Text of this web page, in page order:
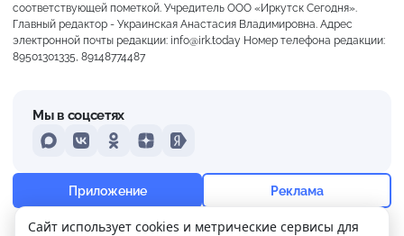
+21° Ощущается как +21
соответствующей пометкой. Учредитель ООО «Иркутск Сегодня».
Главный редактор - Украинская Анастасия Владимировна. Адрес
электронной почты редакции: info@irk.today Номер телефона редакции:
89501301335, 89148774487
Мы в соцсетях
MAXVKontakteOdnoklassniki
DzenYandex
Приложение Реклама
Сайт использует cookies и метрические сервисы для